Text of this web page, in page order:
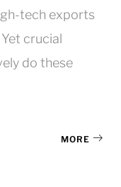
tech exports
crucial
do these
MORE